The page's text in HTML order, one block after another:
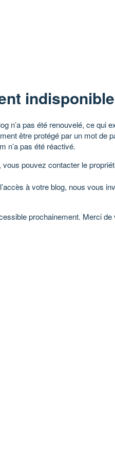
indisponible
n’a pas été renouvelé, ce qui
être protégé par un mot de
n’a pas été réactivé.
pouvez contacter le
à votre blog, nous vous
prochainement. Merci de